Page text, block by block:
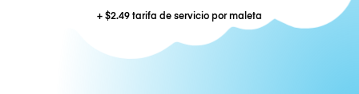
+$2.49tarifa de servicio por maleta